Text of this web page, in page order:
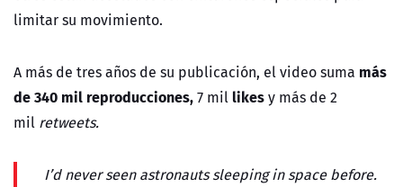
limitar su movimiento.
A más de tres años de su publicación, el video suma más
de 340 mil reproducciones,7 mil likesy más de 2
mil retweets.
I’d never seen astronauts sleeping in space before.